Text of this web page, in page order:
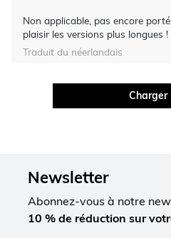
Non applicable, pas encore
plaisir les versions plus longues !
Traduit du néerlandais
Charger
Newsletter
Abonnez-vous à notre
10 % de réduction sur